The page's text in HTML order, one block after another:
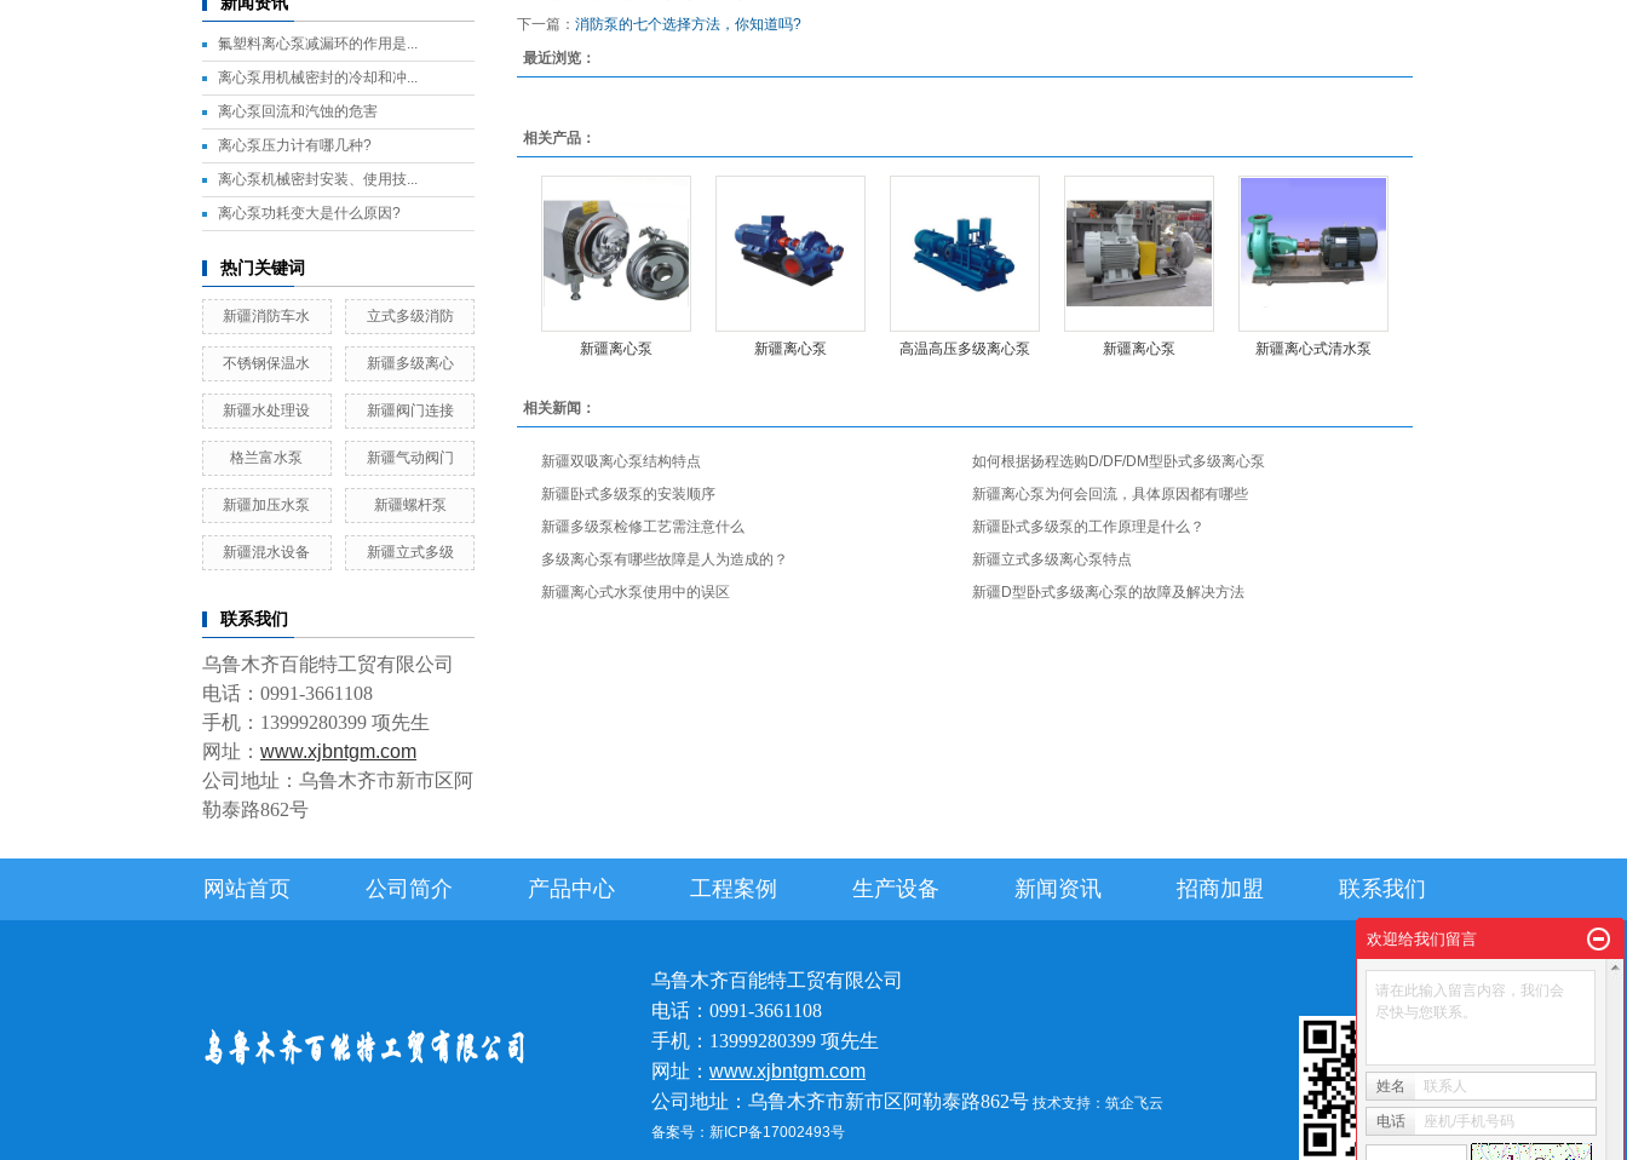
氟塑料离心泵减漏环的作用是...
离心泵用机械密封的冷却和冲...
离心泵回流和汽蚀的危害
离心泵压力计有哪几种?
离心泵机械密封安装、使用技...
离心泵功耗变大是什么原因?
热门关键词
新疆消防车水 立式多级消防
不锈钢保温水 新疆多级离心
新疆水处理设 新疆阀门连接
格兰富水泵 新疆气动阀门
新疆加压水泵 新疆螺杆泵
新疆混水设备 新疆立式多级
联系我们
乌鲁木齐百能特工贸有限公司
电话：0991-3661108
手机：13999280399 项先生
网址： www.xjbntgm.com
公司地址：乌鲁木齐市新市区阿
勒泰路862号
下一篇： 消防泵的七个选择方法，你知道吗?
最近浏览：
相关产品：
新疆离心泵 新疆离心泵 高温高压多级离心泵 新疆离心泵 新疆离心式清水泵
相关新闻：
新疆双吸离心泵结构特点
如何根据扬程选购D/DF/DM型卧式多级离心泵
新疆卧式多级泵的安装顺序
新疆离心泵为何会回流，具体原因都有哪些
新疆多级泵检修工艺需注意什么
新疆卧式多级泵的工作原理是什么？
多级离心泵有哪些故障是人为造成的？
新疆立式多级离心泵特点
新疆离心式水泵使用中的误区
新疆D型卧式多级离心泵的故障及解决方法
网站首页 公司简介 产品中心 工程案例 生产设备 新闻资讯 招商加盟 联系我们
乌鲁木齐百能特工贸有限公司
电话：0991-3661108
手机：13999280399 项先生
网址： www.xjbntgm.com
公司地址：乌鲁木齐市新市区阿勒泰路862号 技术支持： 筑企飞云
备案号：新ICP备17002493号
欢迎给我们留言
请在此输入留言内容，我们会
尽快与您联系。
姓名 联系人
电话 座机/手机号码